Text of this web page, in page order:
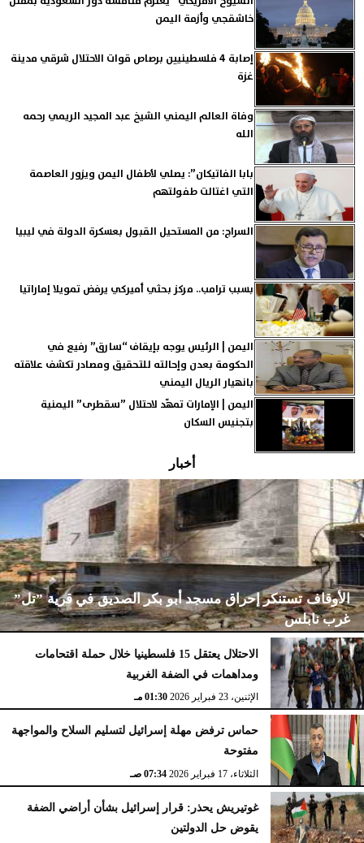
خاشقجي وأزمة اليمن
إصابة 4 فلسطينيين برصاص قوات الاحتلال شرقي مدينة
غزة
وفاة العالم اليمني الشيخ عبد المجيد الريمي رحمه
الله
بابا الفاتيكان”: يصلي لأطفال اليمن ويزور العاصمة
التي اغتالت طفولتهم
السراج: من المستحيل القبول بعسكرة الدولة في ليبيا
بسبب ترامب.. مركز بحثي أميركي يرفض تمويلا إماراتيا
اليمن | الرئيس يوجه بإيقاف ‘‘سارق’’ رفيع في
الحكومة بعدن وإحالته للتحقيق ومصادر تكشف علاقته
بانهيار الريال اليمني
اليمن | الإمارات تمهّد لاحتلال ”سقطرى” اليمنية
بتجنيس السكان
أخبار
الأوقاف تستنكر إحراق مسجد أبو بكر الصديق في قرية ”تل”
غرب نابلس
الإثنين، 23 فبراير 2026 02:15 مـ
الاحتلال يعتقل 15 فلسطينيا خلال حملة اقتحامات
ومداهمات في الضفة الغربية
الإثنين، 23 فبراير 2026 01:30 مـ
حماس ترفض مهلة إسرائيل لتسليم السلاح والمواجهة
مفتوحة
الثلاثاء، 17 فبراير 2026 07:34 صـ
غوتيريش يحذر: قرار إسرائيل بشأن أراضي الضفة
يقوض حل الدولتين